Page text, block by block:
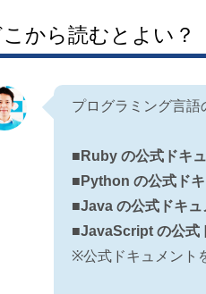
こから読むとよい？
プログラミング言語
■ Ruby の公式ドキ
■ Python の公式ド
■Java の公式ドキュ
■JavaScript の公式
※公式ドキュメント